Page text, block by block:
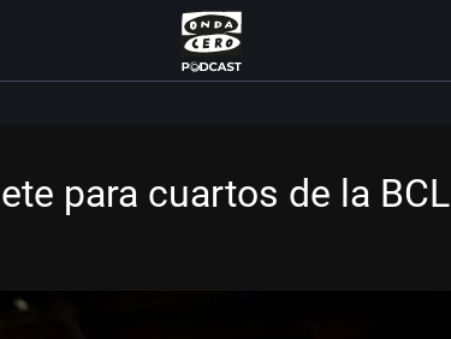
para cuartos de la BCL